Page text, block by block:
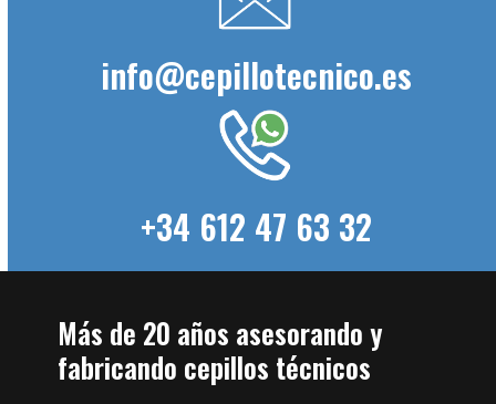
info@cepillotecnico.es
+34 612 47 63 32
Más de 20 años asesorando y
fabricando cepillos técnicos